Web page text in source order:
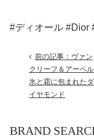
#ディオール #Dior
前の記事：ヴァン
クリーフ＆アーペル
氷と霜に包まれたダ
イヤモンド
BRAND